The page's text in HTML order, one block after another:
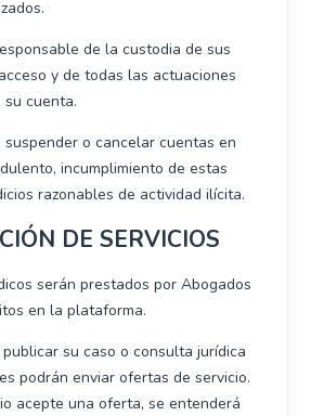
de la custodia de sus
y de todas las actuaciones
su cuenta.
o cancelar cuentas en
incumplimiento de estas
razonables de actividad ilícita.
DE SERVICIOS
serán prestados por Abogados
en la plataforma.
su caso o consulta jurídica
podrán enviar ofertas de servicio.
acepte una oferta, se entenderá